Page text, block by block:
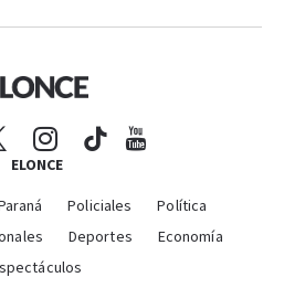
ELONCE
Policiales
Política
Deportes
Economía